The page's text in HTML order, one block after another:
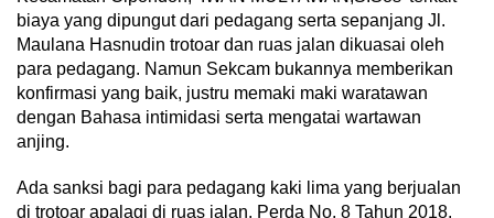
biaya yang dipungut dari pedagang serta sepanjang Jl.
Maulana Hasnudin trotoar dan ruas jalan dikuasai oleh
para pedagang. Namun Sekcam bukannya memberikan
konfirmasi yang baik, justru memaki maki waratawan
dengan Bahasa intimidasi serta mengatai wartawan
anjing.
Ada sanksi bagi para pedagang kaki lima yang berjualan
di trotoar apalagi di ruas jalan. Perda No. 8 Tahun 2018,